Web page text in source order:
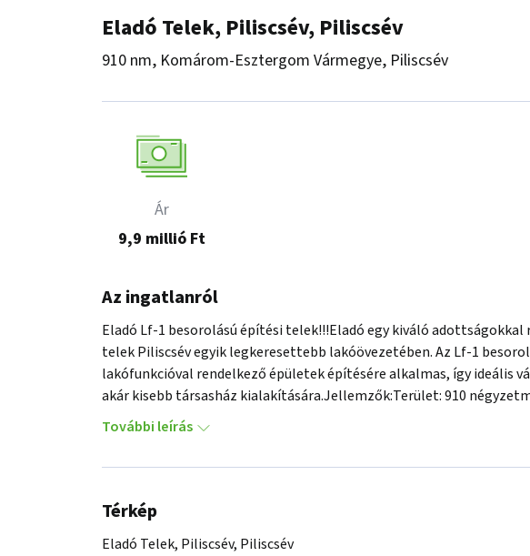
Eladó Telek, Piliscsév, Piliscsév
910 nm, Komárom-Esztergom Vármegye, Piliscsév
Ár
9,9 millió Ft
Az ingatlanról
Eladó Lf-1 besorolású építési telek!!!Eladó egy kiváló
telek Piliscsév egyik legkeresettebb lakóövezetében. Az Lf-1
lakófunkcióval rendelkező épületek építésére alkalmas, így ideális
akár kisebb társasház kialakítására.Jellemzők:Terület: 910
zöldövezeti környezetKiváló infrastruktúra: közelben üzlet, iskola,
További leírás
Térkép
Eladó Telek, Piliscsév, Piliscsév